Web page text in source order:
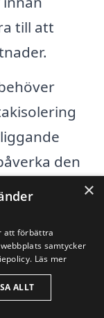
till att
den
flera
takläggning
priser och
×
att förbättra
samtycker
Läs mer
ALLT